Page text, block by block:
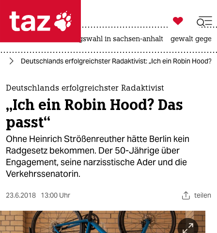
 taz zahl ich
taz zahl ich
themen
politik
öko
gesellschaft
kultur
sport
berlin

taz zahl ich
landtagswahl in sachsen-anhalt gewalt
Deutschlands erfolgreichster Radaktivist: „Ich ein Robin Hood?
Deutschlands erfolgreichster Radaktivist
„Ich ein Robin Hood? Das
passt“
Ohne Heinrich Strößenreuther hätte Berlin kein
Radgesetz bekommen. Der 50-Jährige über
Engagement, seine narzisstische Ader und die
Verkehrssenatorin.
23.6.2018 13:00 Uhr teilen